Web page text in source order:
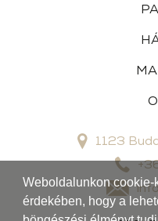
1123
Weboldalunkon
érdekében, hogy a